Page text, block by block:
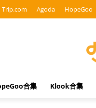
Trip.com Agoda HopeGoo
合集 Klook合集